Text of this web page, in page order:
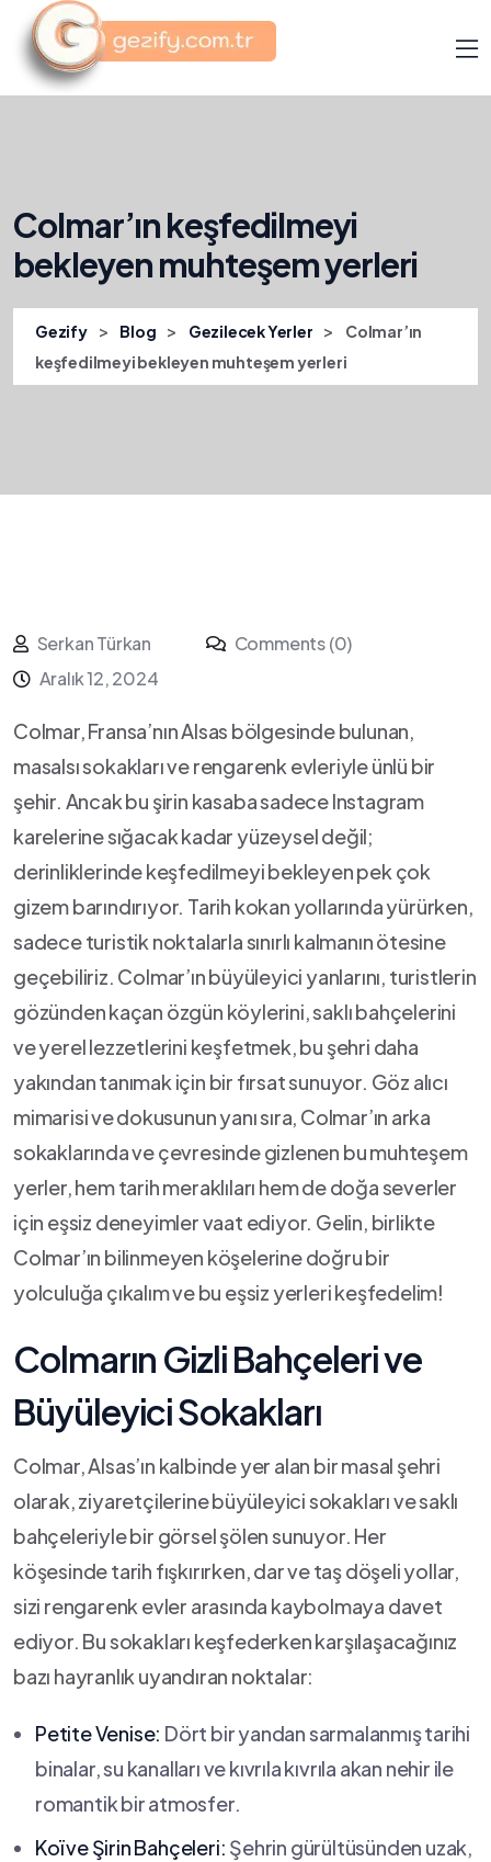
Colmar’ın keşfedilmeyi
bekleyen muhteşem yerleri
Gezify > Blog > Gezilecek Yerler >
Colmar’ın
keşfedilmeyi bekleyen muhteşem yerleri
Serkan Türkan
Comments (0)
Aralık 12, 2024
Colmar, Fransa’nın Alsas⁢ bölgesinde bulunan,⁤
masalsı sokakları ve rengarenk evleriyle ünlü bir
şehir. ​Ancak bu şirin kasaba sadece Instagram
karelerine sığacak kadar yüzeysel değil;
derinliklerinde keşfedilmeyi bekleyen pek çok
gizem barındırıyor. Tarih kokan yollarında yürürken,
sadece turistik noktalarla sınırlı kalmanın ötesine
geçebiliriz. ‍Colmar’ın⁢ büyüleyici yanlarını, turistlerin
gözünden ⁢kaçan özgün köylerini,​ saklı bahçelerini
ve ‌yerel lezzetlerini keşfetmek, bu şehri daha
yakından ‌tanımak için bir ​fırsat sunuyor. Göz alıcı
mimarisi ⁣ve ⁤dokusunun yanı sıra, Colmar’ın⁣ arka
sokaklarında ve çevresinde‌ gizlenen bu muhteşem
yerler,‌ hem tarih meraklıları hem de doğa severler
‌için eşsiz deneyimler vaat ediyor. Gelin, birlikte
Colmar’ın bilinmeyen ‍köşelerine doğru⁢ bir
yolculuğa ‍çıkalım ve⁢ bu eşsiz yerleri keşfedelim!
Colmarın Gizli‌ Bahçeleri ve
Büyüleyici Sokakları
Colmar, Alsas’ın​ kalbinde yer alan bir masal şehri
olarak, ziyaretçilerine⁣ büyüleyici sokakları ve ‌saklı
bahçeleriyle bir görsel şölen sunuyor. Her
köşesinde tarih fışkırırken, ⁣dar ve taş döşeli yollar,
sizi rengarenk evler arasında kaybolmaya davet
ediyor. Bu sokakları keşfederken karşılaşacağınız
bazı hayranlık uyandıran noktalar:
Petite Venise: Dört bir yandan sarmalanmış ⁣tarihi
binalar, su kanalları ve kıvrıla kıvrıla akan nehir ile
romantik⁣ bir atmosfer.
Koï ve Şirin Bahçeleri: Şehrin gürültüsünden uzak, ​